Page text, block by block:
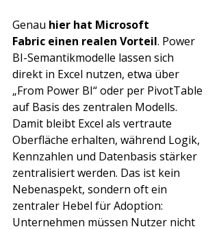
Genau hier hat Microsoft
Fabric einen realen Vorteil. Power
BI-Semantikmodelle lassen sich
direkt in Excel nutzen, etwa über
„From Power BI“ oder per PivotTable
auf Basis des zentralen Modells.
Damit bleibt Excel als vertraute
Oberfläche erhalten, während Logik,
Kennzahlen und Datenbasis stärker
zentralisiert werden. Das ist kein
Nebenaspekt, sondern oft ein
zentraler Hebel für Adoption:
Unternehmen müssen Nutzer nicht